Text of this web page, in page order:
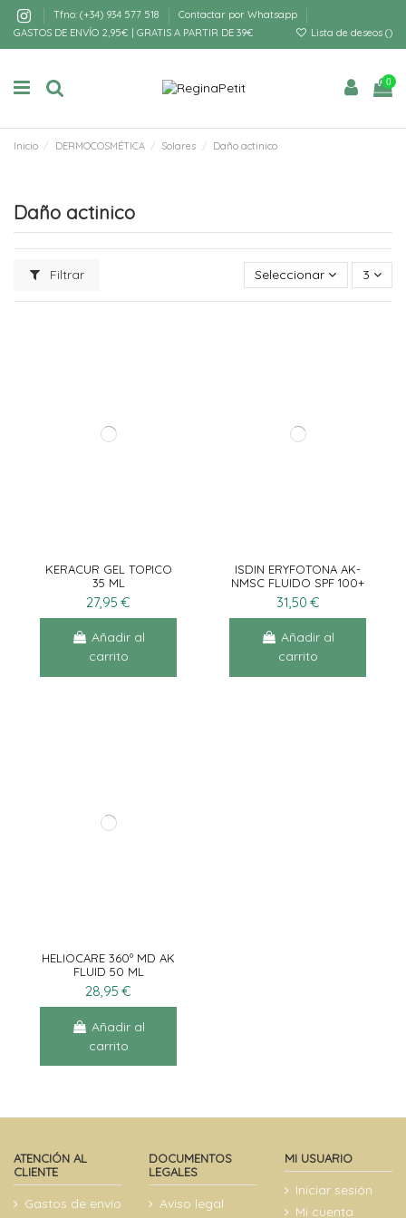
Tfno: (+34) 934 577 518
Contactar por Whatsapp
GASTOS DE ENVÍO 2,95€ | GRATIS A PARTIR DE 39€
Lista de deseos ()
0
Inicio DERMOCOSMÉTICA Solares Daño actinico
Daño actinico
Filtrar Seleccionar 3
KERACUR GEL TOPICO
35 ML
27,95 €
Añadir al
carrito
ISDIN ERYFOTONA AK-
NMSC FLUIDO SPF 100+
50ML
31,50 €
Añadir al
carrito
HELIOCARE 360º MD AK
FLUID 50 ML
28,95 €
Añadir al
carrito
ATENCIÓN AL
CLIENTE
Gastos de envío
DOCUMENTOS
LEGALES
Aviso legal
MI USUARIO
Iniciar sesión
Mi cuenta